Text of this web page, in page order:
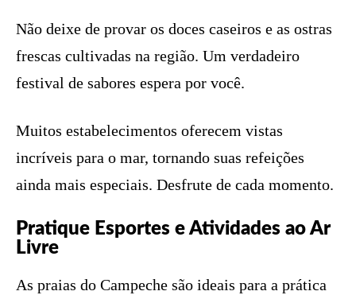
Não deixe de provar os doces caseiros e as ostras
frescas cultivadas na região. Um verdadeiro
festival de sabores espera por você.
Muitos estabelecimentos oferecem vistas
incríveis para o mar, tornando suas refeições
ainda mais especiais. Desfrute de cada momento.
Pratique Esportes e Atividades ao Ar
Livre
As praias do Campeche são ideais para a prática